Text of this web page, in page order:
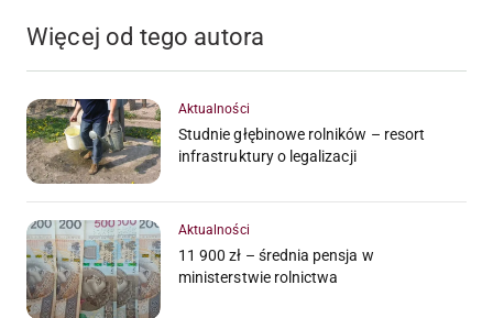
Więcej od tego autora
Aktualności
Studnie głębinowe rolników – resort
infrastruktury o legalizacji
Aktualności
11 900 zł – średnia pensja w
ministerstwie rolnictwa